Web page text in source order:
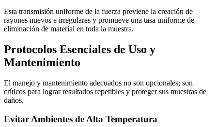
Esta transmisión uniforme de la fuerza previene la creación de
rayones nuevos e irregulares y promueve una tasa uniforme de
eliminación de material en toda la muestra.
Protocolos Esenciales de Uso y
Mantenimiento
El manejo y mantenimiento adecuados no son opcionales; son
críticos para lograr resultados repetibles y proteger sus muestras de
daños.
Evitar Ambientes de Alta Temperatura